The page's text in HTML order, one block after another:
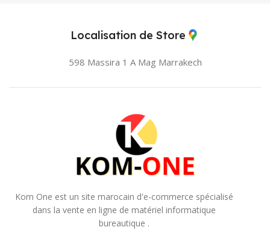
Localisation de Store
598 Massira 1 A Mag Marrakech
Kom One est un site marocain d'e-commerce spécialisé
dans la vente en ligne de matériel informatique
bureautique .